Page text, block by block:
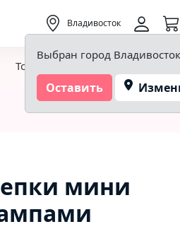
Владивосток
Выбран город Владивосток
Оставить
Товары для творчества и хобби
мини